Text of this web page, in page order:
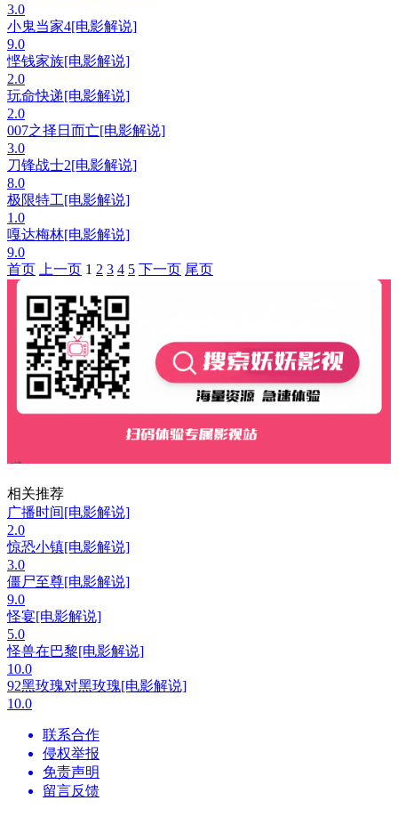
3.0
小鬼当家4[电影解说]
9.0
悭钱家族[电影解说]
2.0
玩命快递[电影解说]
2.0
007之择日而亡[电影解说]
3.0
刀锋战士2[电影解说]
8.0
极限特工[电影解说]
1.0
嘎达梅林[电影解说]
9.0
首页
上一页 1 2 3 4 5 下一页 尾页
相关推荐
广播时间[电影解说]
2.0
惊恐小镇[电影解说]
3.0
僵尸至尊[电影解说]
9.0
怪宴[电影解说]
5.0
怪兽在巴黎[电影解说]
10.0
92黑玫瑰对黑玫瑰[电影解说]
10.0
联系合作
侵权举报
免责声明
留言反馈